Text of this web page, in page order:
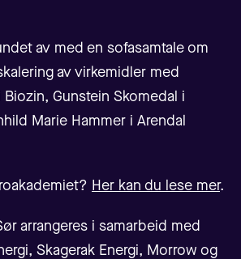
av med en sofasamtale om
av virkemidler med
Gunstein Skomedal i
Marie Hammer i Arendal
Her kan du lese mer.
arrangeres i samarbeid med
Skagerak Energi, Morrow og